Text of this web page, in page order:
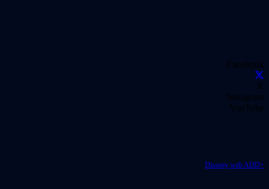
Facebook
X
Instagram
YouTube
Disseny web ADD+